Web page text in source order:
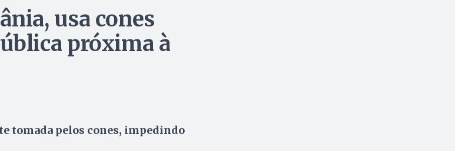
usa cones
próxima à
tomada pelos cones, impedindo